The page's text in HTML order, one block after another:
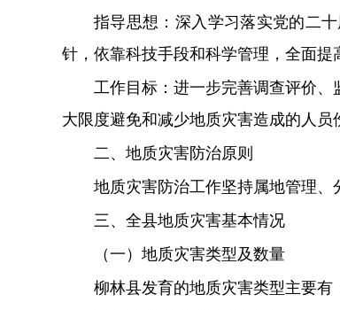
指导思想： 深入学习落实党的二
针，依靠科技手段和科学管理，全面
工作目标： 进一步完善调查评价、
大限度避免和减少地质灾害造成的人员
二、 地质灾害防治原则
地质灾害防治工作坚持属地管理、
三、 全县地质灾害基本情况
（一）地质灾害类型及数量
柳林县发育的地质灾害类型主要